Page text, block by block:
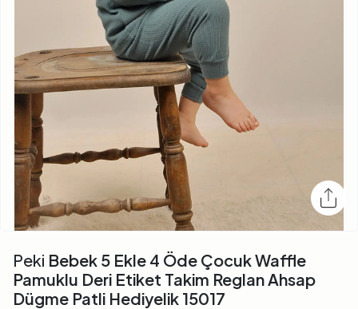
Peki Bebek 5 Ekle 4 Öde Çocuk Waffle
Pamuklu Deri Etiket Takim Reglan Ahsap
Dügme Patli Hediyelik 15017